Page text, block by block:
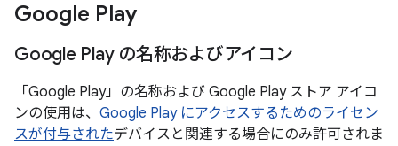
Google Play
Google Play の名称およびアイコン
「Google Play」の名称および Google Play ストア アイコ
ンの使用は、 Google Play にアクセスするためのライセン
スが付与されたデバイスと関連する場合にのみ許可されま